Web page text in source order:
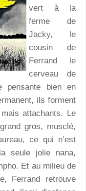
vert à la
ferme de
Jacky, le
cousin de
Ferrand le
cerveau de
pensante bien en
ils forment
attachants. Le
gros, musclé,
ce qui n’est
seule jolie nana,
Et au milieu de
Ferrand retrouve